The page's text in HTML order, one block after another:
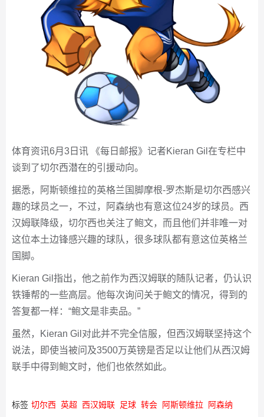
体育资讯6月3日讯 《每日邮报》记者Kieran Gil在专栏中
谈到了切尔西潜在的引援动向。
据悉，阿斯顿维拉的英格兰国脚摩根-罗杰斯是切尔西感兴
趣的球员之一，不过，阿森纳也有意这位24岁的球员。西
汉姆联降级，切尔西也关注了鲍文，而且他们并非唯一对
这位本土边锋感兴趣的球队，很多球队都有意这位英格兰
国脚。
Kieran Gil指出，他之前作为西汉姆联的随队记者，仍认识
铁锤帮的一些高层。他每次询问关于鲍文的情况，得到的
答复都一样：“鲍文是非卖品。”
虽然，Kieran Gil对此并不完全信服，但西汉姆联坚持这个
说法，即使当被问及3500万英镑是否足以让他们从西汉姆
联手中得到鲍文时，他们也依然如此。
标签 切尔西 英超 西汉姆联 足球 转会 阿斯顿维拉 阿森纳